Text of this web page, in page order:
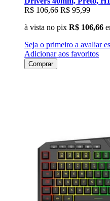
R$ 106,66 R$ 95,99
à vista no pix R$ 106,66
Seja o primeiro a avaliar
Adicionar aos favoritos
Comprar